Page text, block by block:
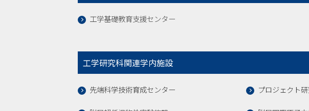
工学基礎教育支援センター
工学研究科関連学内施設
先端科学技術育成センター プロジェクト